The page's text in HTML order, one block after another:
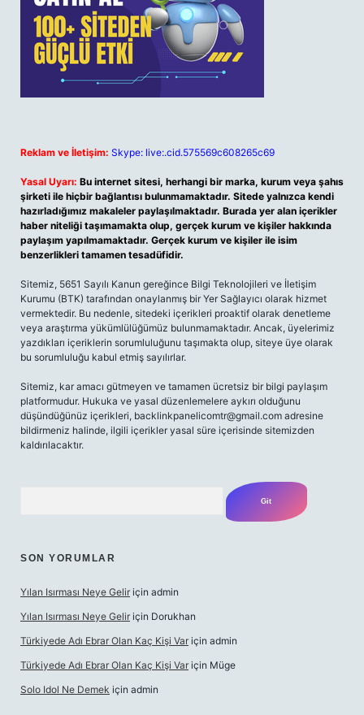
Reklam ve İletişim: Skype: live:.cid.575569c608265c69
Yasal Uyarı: Bu internet sitesi, herhangi bir marka, kurum veya şahıs
şirketi ile hiçbir bağlantısı bulunmamaktadır. Sitede yalnızca kendi
hazırladığımız makaleler paylaşılmaktadır. Burada yer alan içerikler
haber niteliği taşımamakta olup, gerçek kurum ve kişiler hakkında
paylaşım yapılmamaktadır. Gerçek kurum ve kişiler ile isim
benzerlikleri tamamen tesadüfidir.
Sitemiz, 5651 Sayılı Kanun gereğince Bilgi Teknolojileri ve İletişim
Kurumu (BTK) tarafından onaylanmış bir Yer Sağlayıcı olarak hizmet
vermektedir. Bu nedenle, sitedeki içerikleri proaktif olarak denetleme
veya araştırma yükümlülüğümüz bulunmamaktadır. Ancak, üyelerimiz
yazdıkları içeriklerin sorumluluğunu taşımakta olup, siteye üye olarak
bu sorumluluğu kabul etmiş sayılırlar.
Sitemiz, kar amacı gütmeyen ve tamamen ücretsiz bir bilgi paylaşım
platformudur. Hukuka ve yasal düzenlemelere aykırı olduğunu
düşündüğünüz içerikleri, backlinkpanelicomtr@gmail.com adresine
bildirmeniz halinde, ilgili içerikler yasal süre içerisinde sitemizden
kaldırılacaktır.
SON YORUMLAR
Yılan Isırması Neye Gelir için admin
Yılan Isırması Neye Gelir için Dorukhan
Türkiyede Adı Ebrar Olan Kaç Kişi Var için admin
Türkiyede Adı Ebrar Olan Kaç Kişi Var için Müge
Solo Idol Ne Demek için admin